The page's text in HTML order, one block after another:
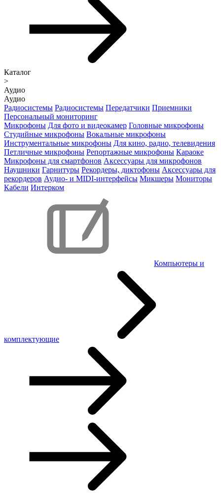
Каталог
>
Аудио
Аудио
Радиосистемы Радиосистемы Передатчики Приемники
Персональный мониторинг
Микрофоны Для фото и видеокамер Головные микрофоны
Студийные микрофоны Вокальные микрофоны
Инструментальные микрофоны Для кино, радио, телевидения
Петличные микрофоны Репортажные микрофоны Караоке
Микрофоны для смартфонов Аксессуары для микрофонов
Наушники Гарнитуры Рекордеры, диктофоны Аксессуары для
рекордеров Аудио- и MIDI-интерфейсы Микшеры Мониторы
Кабели Интерком
Компьютеры и
комплектующие